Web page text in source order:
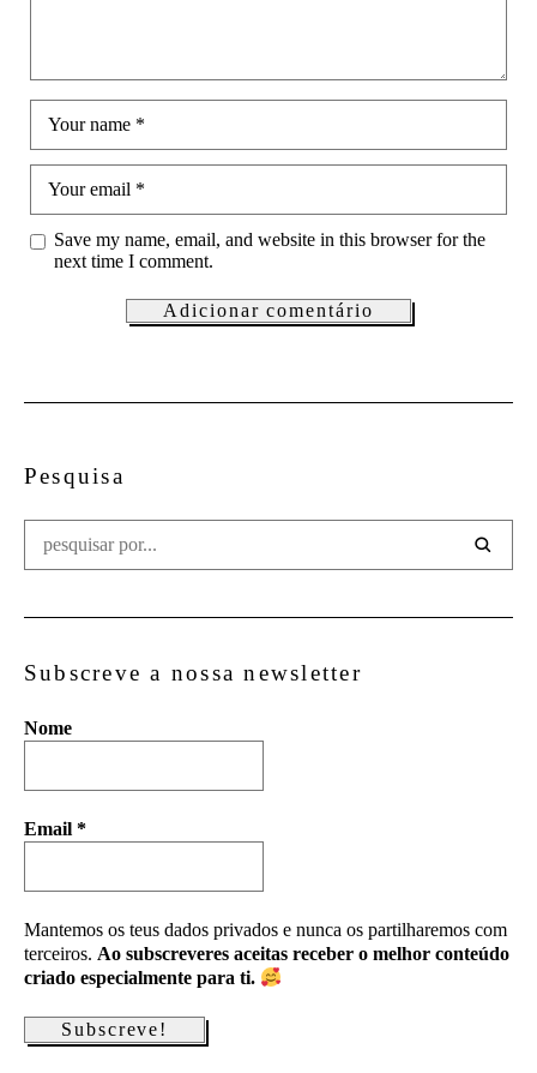
Your name *
Your email *
Save my name, email, and website in this browser for the
next time I comment.
Pesquisa
Subscreve a nossa newsletter
Nome
Email *
Mantemos os teus dados privados e nunca os partilharemos com
terceiros. Ao subscreveres aceitas receber o melhor conteúdo
criado especialmente para ti.